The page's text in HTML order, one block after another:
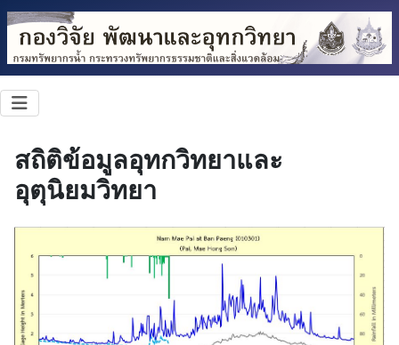
สถิติข้อมูลอุทกวิทยาและ
อุตุนิยมวิทยา